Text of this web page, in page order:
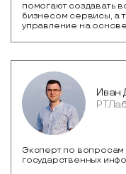
помогают создавать
бизнесом сервисы, а
управление на
Иван
Эксперт по вопросам
государственных